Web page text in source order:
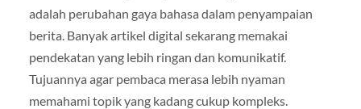
adalah perubahan gaya bahasa dalam penyampaian
berita. Banyak artikel digital sekarang memakai
pendekatan yang lebih ringan dan komunikatif.
Tujuannya agar pembaca merasa lebih nyaman
memahami topik yang kadang cukup kompleks.